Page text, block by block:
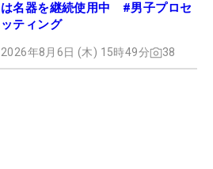
は名器を継続使用中 #男子プロセ
ッティング
2026年8月6日 (木) 15時49分 38